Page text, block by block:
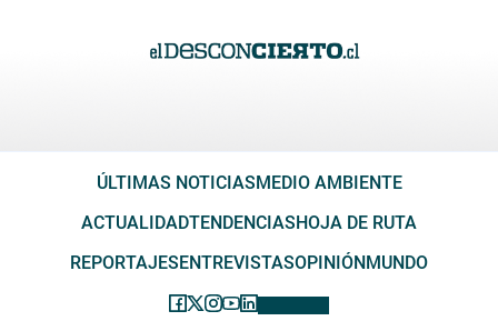
ÚLTIMAS NOTICIAS MEDIO AMBIENTE
ACTUALIDADTENDENCIAS HOJA DE RUTA
REPORTAJES ENTREVISTASOPINIÓN MUNDO